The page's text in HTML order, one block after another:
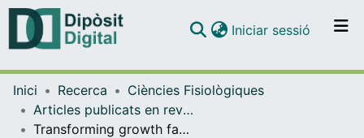
Navega per tot el DD
Iniciar sessió (current)
Inici Recerca
Ciències Fisiològiques
Articles publicats en revistes (Ciències Fisiològiques)
Transforming growth factor-β-induced cell plasticity in liver fibrosis and hepatocarcinogenesis